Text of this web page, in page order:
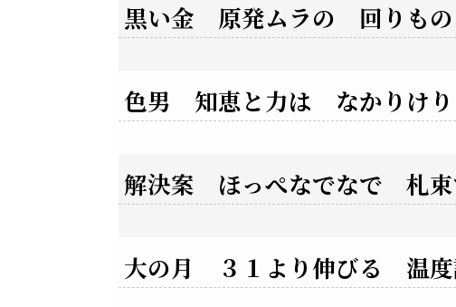
黒い金 原発ムラの 回りもの
色男 知恵と力は なかりけり
解決案 ほっぺなでなで 札
大の月 ３１より伸びる 温